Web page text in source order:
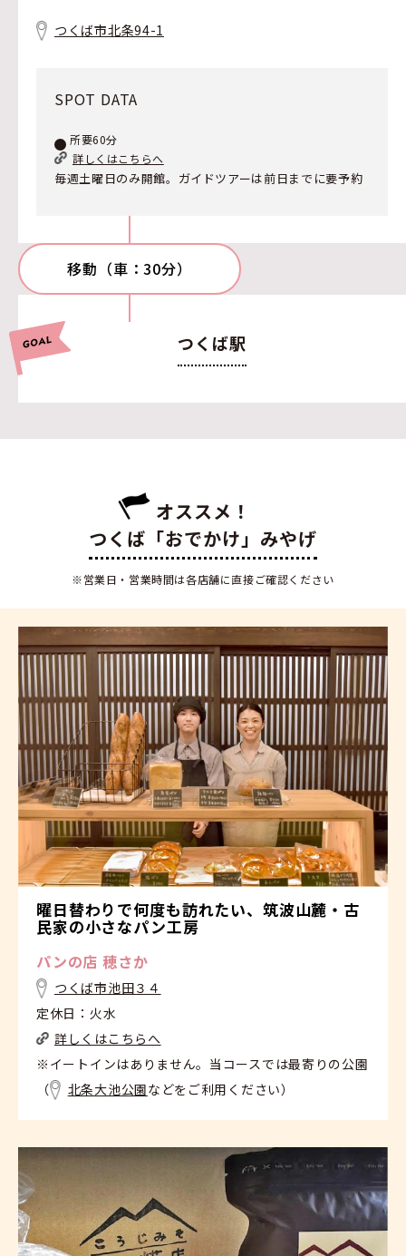
つくば市北条94-1
SPOT DATA
所要60分
詳しくはこちらへ
毎週土曜日のみ開館。ガイドツアーは前日までに要予約
移動（車：30分）
つくば駅
オススメ！
つくば「おでかけ」みやげ
※営業日・営業時間は各店舗に直接ご確認ください
曜日替わりで何度も訪れたい、筑波山麓・古
民家の小さなパン工房
パンの店 穂さか
つくば市池田３４
定休日：火水
詳しくはこちらへ
※イートインはありません。当コースでは最寄りの公園
（
北条大池公園などをご利用ください）